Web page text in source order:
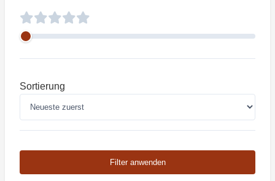
Sortierung
Filter anwenden